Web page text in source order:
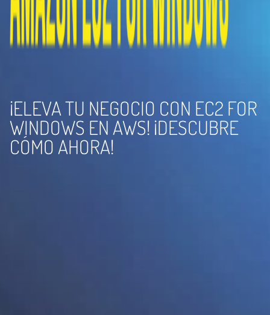
¡ELEVA TU NEGOCIO CON EC2 FOR
WINDOWS EN AWS! ¡DESCUBRE
CÓMO AHORA!